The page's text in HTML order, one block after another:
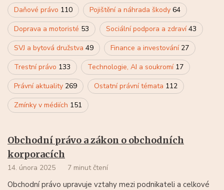
Daňové právo 110 Pojištění a náhrada škody 64
Doprava a motoristé 53 Sociální podpora a zdraví43
SVJ a bytová družstva 49 Finance a investování 27
Trestní právo 133 Technologie, AI a soukromí 17
Právní aktuality 269 Ostatní právní témata 112
Zmínky v médiích 151
Obchodní právo a zákon o obchodních
korporacích
14. února 2025 7 minut čtení
Obchodní právo upravuje vztahy mezi podnikateli a celkové